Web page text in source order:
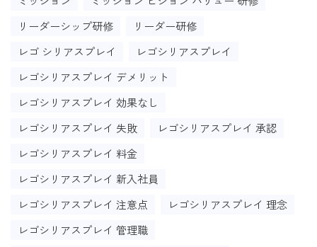
リーダーシップ研修
リーダー研修
レゴ シリアスプレイ
レゴシリアスプレイ
レゴシリアスプレイ デメリット
レゴシリアスプレイ 効果なし
レゴシリアスプレイ 失敗
レゴシリアスプレイ 承認
レゴシリアスプレイ 料金
レゴシリアスプレイ 新入社員
レゴシリアスプレイ 注意点
レゴシリアスプレイ 理念
レゴシリアスプレイ 管理職